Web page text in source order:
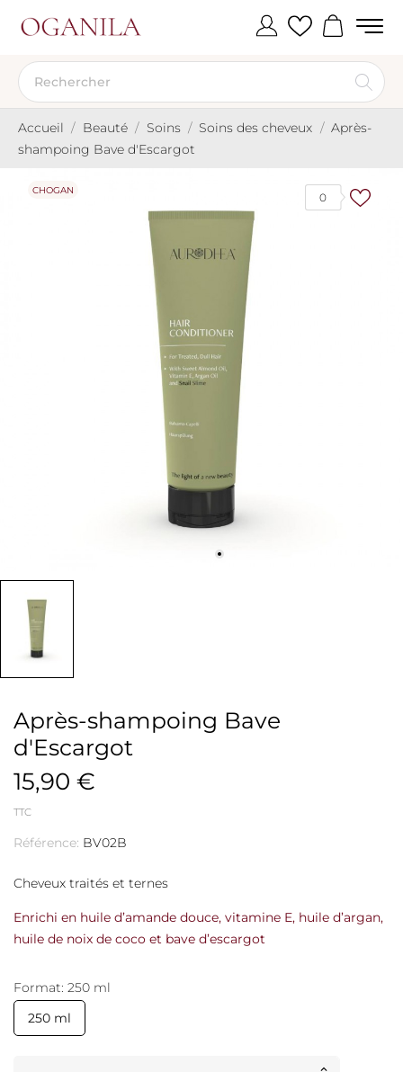
Accueil Beauté Soins Soins des cheveux
Après-
shampoing Bave d'Escargot
0
CHOGAN
Après-shampoing Bave
d'Escargot
15,90 €
TTC
Référence: BV02B
Cheveux traités et ternes
Enrichi en huile d’amande douce, vitamine E, huile d’argan,
huile de noix de coco et bave d’escargot
Format: 250 ml
250 ml